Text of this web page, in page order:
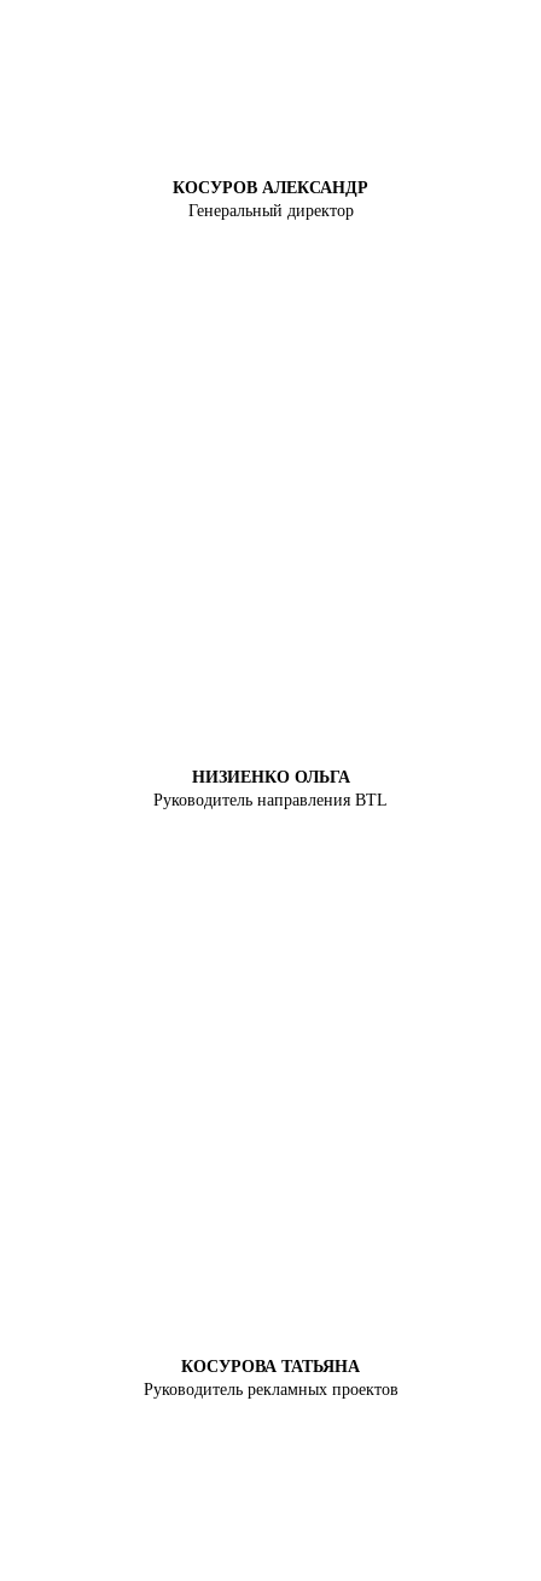
КОСУРОВ АЛЕКСАНДР
Генеральный директор
НИЗИЕНКО ОЛЬГА
Руководитель направления BTL
КОСУРОВА ТАТЬЯНА
Руководитель рекламных проектов